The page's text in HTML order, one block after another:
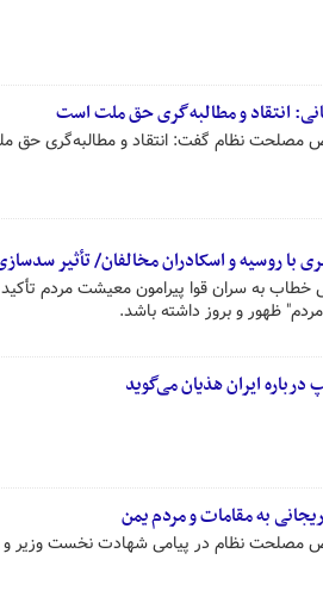
انتقاد و مطالبه‌گری حق ملت است
نظام گفت: انتقاد و مطالبه‌گری حق
با روسیه و اسکادران مخالفان/ تأثیر
خطاب به سران قوا پیرامون معیشت مردم
ظهور و بروز داشته باشد.
درباره ایران هذیان می‌گوید
به مقامات و مردم یمن
نظام در پیامی شهادت نخست وزیر و